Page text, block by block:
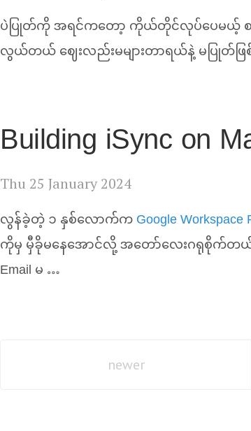
ပဲပြုတ်ကို အရင်ကတော့ ကိုယ်တိုင်လုပ်ပေမယ့်
လွယ်တယ် ဈေးလည်းမများတာရယ်နဲ့ မပြုတ်ဖြ
Building iSync on
Thu 25 January 2024
လွန်ခဲ့တဲ့ ၁ နှစ်လောက်ကGoogle Workspace
ကိုမှ မှီခိုမနေအောင်လို့ အတော်လေးဂရုစိုက်တ
Email မ …
newer